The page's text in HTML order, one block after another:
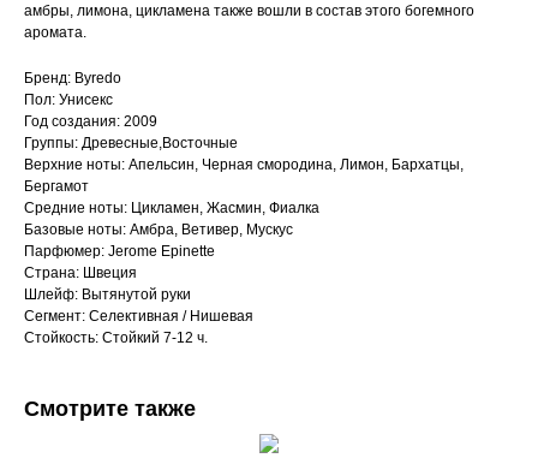
амбры, лимона, цикламена также вошли в состав этого богемного
аромата.
Бренд: Byredo
Пол: Унисекс
Год создания: 2009
Группы: Древесные,Восточные
Верхние ноты: Апельсин, Черная смородина, Лимон, Бархатцы,
Бергамот
Средние ноты: Цикламен, Жасмин, Фиалка
Базовые ноты: Амбра, Ветивер, Мускус
Парфюмер: Jerome Epinette
Страна: Швеция
Шлейф: Вытянутой руки
Сегмент: Селективная / Нишевая
Стойкость: Стойкий 7-12 ч.
Смотрите также